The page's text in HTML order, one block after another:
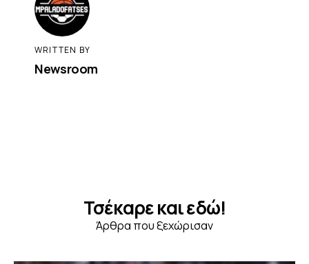
WRITTEN BY
Newsroom
Τσέκαρε και εδώ!
Άρθρα που ξεχώρισαν